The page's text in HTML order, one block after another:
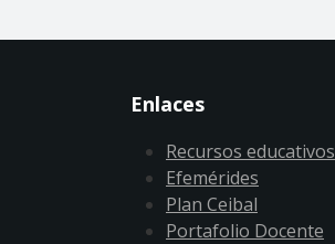
Enlaces
Recursos educativos
Efemérides
Plan Ceibal
Portafolio Docente